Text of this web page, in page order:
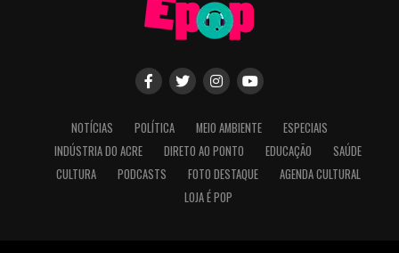
NOTÍCIAS POLÍTICA MEIO AMBIENTE
ESPECIAIS
INDÚSTRIA DO ACRE
DIRETO AO PONTO EDUCAÇÃO
SAÚDE
CULTURA
PODCASTS FOTO DESTAQUE
AGENDA CULTURAL
LOJA É POP